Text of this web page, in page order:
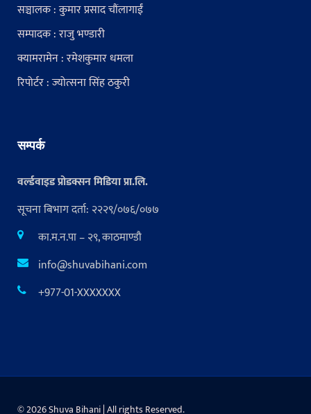
सञ्चालक : कुमार प्रसाद चौंलागाईं
सम्पादक : राजु भण्डारी
क्यामरामेन : रमेशकुमार धमला
रिपोर्टर : ज्योत्सना सिंह ठकुरी
सम्पर्क
वर्ल्डवाइड प्रोडक्सन मिडिया प्रा.लि.
सूचना बिभाग दर्ता: २२२९/०७६/०७७
का.म.न.पा – २९, काठमाण्डौ
info@shuvabihani.com
+977-01-XXXXXXX
© 2026 Shuva Bihani | All rights Reserved.